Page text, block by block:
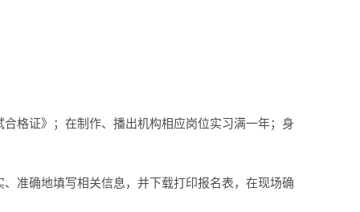
格证》；在制作、播出机构相应岗位实习满一年；身
准确地填写相关信息，并下载打印报名表，在现场确